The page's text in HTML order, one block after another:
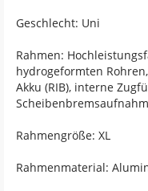
Geschlecht: Uni
Rahmen:
hydrogeformten
Akku (RIB), interne
Rahmengröße: XL
Rahmenmaterial: